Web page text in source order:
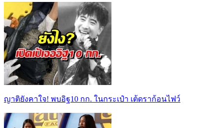
ญาติยังคาใจ! พบอิฐ10 กก. ในกระเป๋า เต้ดราก้อนไฟว์